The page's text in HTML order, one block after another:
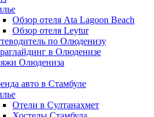
Обзор отеля Ata Lagoon Beach
Обзор отеля Leytur
по Олюденизу
в Олюденизе
Олюдениза
авто в Стамбуле
Отели в Султанахмет